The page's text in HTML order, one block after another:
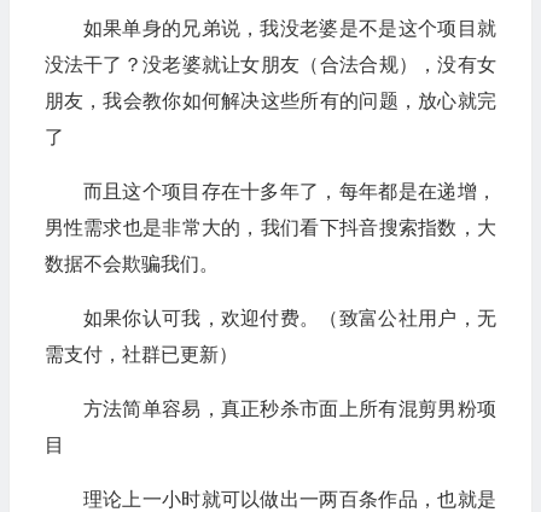
如果单身的兄弟说，我没老婆是不是这个项目就
没法干了？没老婆就让女朋友（合法合规），没有女
朋友，我会教你如何解决这些所有的问题，放心就完
了
而且这个项目存在十多年了，每年都是在递增，
男性需求也是非常大的，我们看下抖音搜索指数，大
数据不会欺骗我们。
如果你认可我，欢迎付费。（致富公社用户，无
需支付，社群已更新）
方法简单容易，真正秒杀市面上所有混剪男粉项
目
理论上一小时就可以做出一两百条作品，也就是